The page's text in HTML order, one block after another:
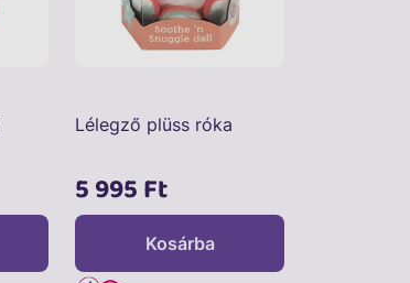
Lélegző plüss róka
5 995 Ft
Kosárba